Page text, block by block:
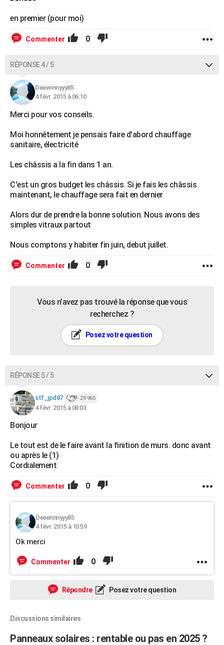
en premier (pour moi)
Commenter 0
RÉPONSE 4 / 5
Deeennnyyy85
4 févr. 2015 à 06:10
Merci pour vos conseils.
Moi honnêtement je pensais faire d'abord chauffage
sanitaire, électricité
Les châssis a la fin dans 1 an.
C'est un gros budget les châssis. Si je fais les châssis
maintenant, le chauffage sera fait en dernier
Alors dur de prendre la bonne solution. Nous avons des
simples vitraux partout
Nous comptons y habiter fin juin, debut juillet.
Commenter 0
Vous n’avez pas trouvé la réponse que vous
recherchez ?
Posez votre question
RÉPONSE 5 / 5
stf_jpd87 29 965
4 févr. 2015 à 08:03
Bonjour
Le tout est de le faire avant la finition de murs. donc avant
ou après le (1)
Cordialement
Commenter 0
Deeennnyyy85
4 févr. 2015 à 10:59
Ok merci
Commenter 0
Répondre Posez votre question
Discussions similaires
Panneaux solaires : rentable ou pas en 2025 ?